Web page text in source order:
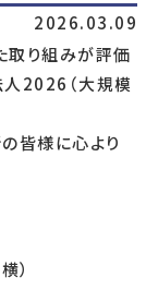
2026.03.09
取り組みが評価
2026（大規模
皆様に心より
）